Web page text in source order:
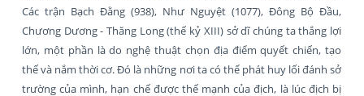
Các trận Bạch Đằng (938), Như Nguyệt (1077), Đông Bộ Đầu,
Chương Dương - Thăng Long (thế kỷ XIII) sở dĩ chúng ta thắng lợi
lớn, một phần là do nghệ thuật chọn địa điểm quyết chiến, tạo
thế và nắm thời cơ. Đó là những nơi ta có thể phát huy lối đánh sở
trường của mình, hạn chế được thế mạnh của địch, là lúc địch bị